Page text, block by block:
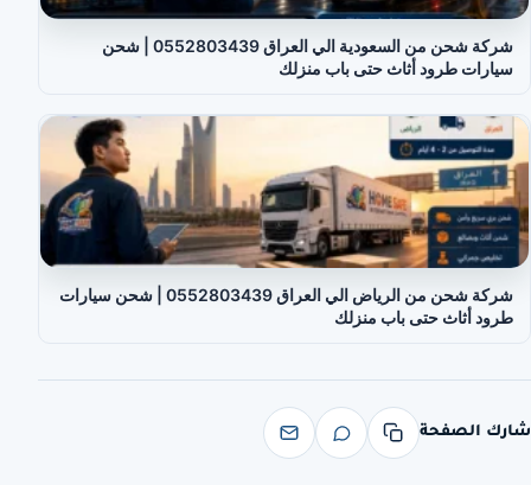
شركة شحن من السعودية الي العراق 0552803439 | شحن
سيارات طرود أثاث حتى باب منزلك
شركة شحن من الرياض الي العراق 0552803439 | شحن سيارات
طرود أثاث حتى باب منزلك
شارك الصفحة